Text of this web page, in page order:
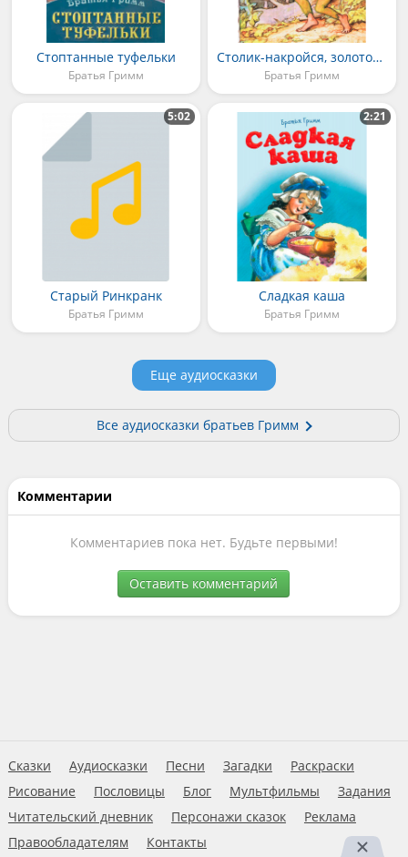
Стоптанные туфельки
Братья Гримм
Столик-накройся, золотой осел и дубинка из мешка
Братья Гримм
Старый Ринкранк
Братья Гримм
5:02
Сладкая каша
Братья Гримм
2:21
Еще аудиосказки
Все аудиосказки братьев Гримм
Комментарии
Комментариев пока нет. Будьте первыми!
Оставить комментарий
Сказки Аудиосказки Песни Загадки
Раскраски
Рисование
Пословицы Блог Мультфильмы
Задания
Читательский дневник
Персонажи сказок
Реклама
Правообладателям
Контакты